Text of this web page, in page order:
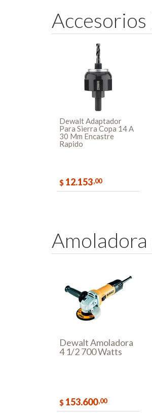
Accesorios
Dewalt Adaptador
Para Sierra Copa 14 A
30 Mm Encastre
Rapido
$ 12.153,00
Amoladora
Dewalt Amoladora
4 1/2 700 Watts
$ 153.600,00